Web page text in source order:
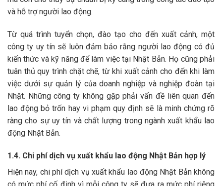
và hỗ trợ người lao động.
Từ quá trình tuyển chọn, đào tạo cho đến xuất cảnh, một
công ty uy tín sẽ luôn đảm bảo rằng người lao động có đủ
kiến thức và kỹ năng để làm việc tại Nhật Bản. Họ cũng phải
tuân thủ quy trình chặt chẽ, từ khi xuất cảnh cho đến khi làm
việc dưới sự quản lý của doanh nghiệp và nghiệp đoàn tại
Nhật. Những công ty không gặp phải vấn đề liên quan đến
lao động bỏ trốn hay vi phạm quy định sẽ là minh chứng rõ
ràng cho sự uy tín và chất lượng trong ngành xuất khẩu lao
động Nhật Bản.
1.4. Chi phí dịch vụ xuất khẩu lao động Nhật Bản hợp lý
Hiện nay, chi phí dịch vụ xuất khẩu lao động Nhật Bản không